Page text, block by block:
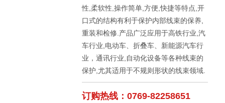
性,柔软性,操作简单,方便,快捷等特点,开
口式的结构有利于保护内部线束的保养,
重装和检修.产品广泛应用于高铁行业,汽
车行业,电动车、折叠车、新能源汽车行
业，通讯行业,自动化设备等各种线束的
保护,尤其适用于不规则形状的线束领域.
订购热线：0769-82258651